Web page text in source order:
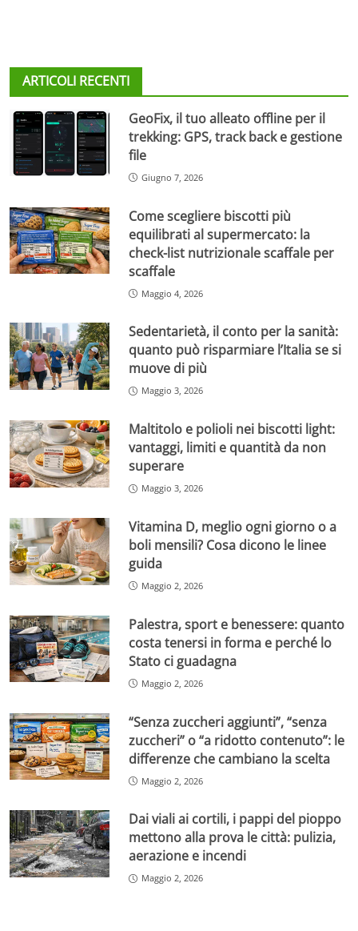
ARTICOLI RECENTI
GeoFix, il tuo alleato offline per il
trekking: GPS, track back e gestione
file
Giugno 7, 2026
Come scegliere biscotti più
equilibrati al supermercato: la
check-list nutrizionale scaffale per
scaffale
Maggio 4, 2026
Sedentarietà, il conto per la sanità:
quanto può risparmiare l’Italia se si
muove di più
Maggio 3, 2026
Maltitolo e polioli nei biscotti light:
vantaggi, limiti e quantità da non
superare
Maggio 3, 2026
Vitamina D, meglio ogni giorno o a
boli mensili? Cosa dicono le linee
guida
Maggio 2, 2026
Palestra, sport e benessere: quanto
costa tenersi in forma e perché lo
Stato ci guadagna
Maggio 2, 2026
“Senza zuccheri aggiunti”, “senza
zuccheri” o “a ridotto contenuto”: le
differenze che cambiano la scelta
Maggio 2, 2026
Dai viali ai cortili, i pappi del pioppo
mettono alla prova le città: pulizia,
aerazione e incendi
Maggio 2, 2026